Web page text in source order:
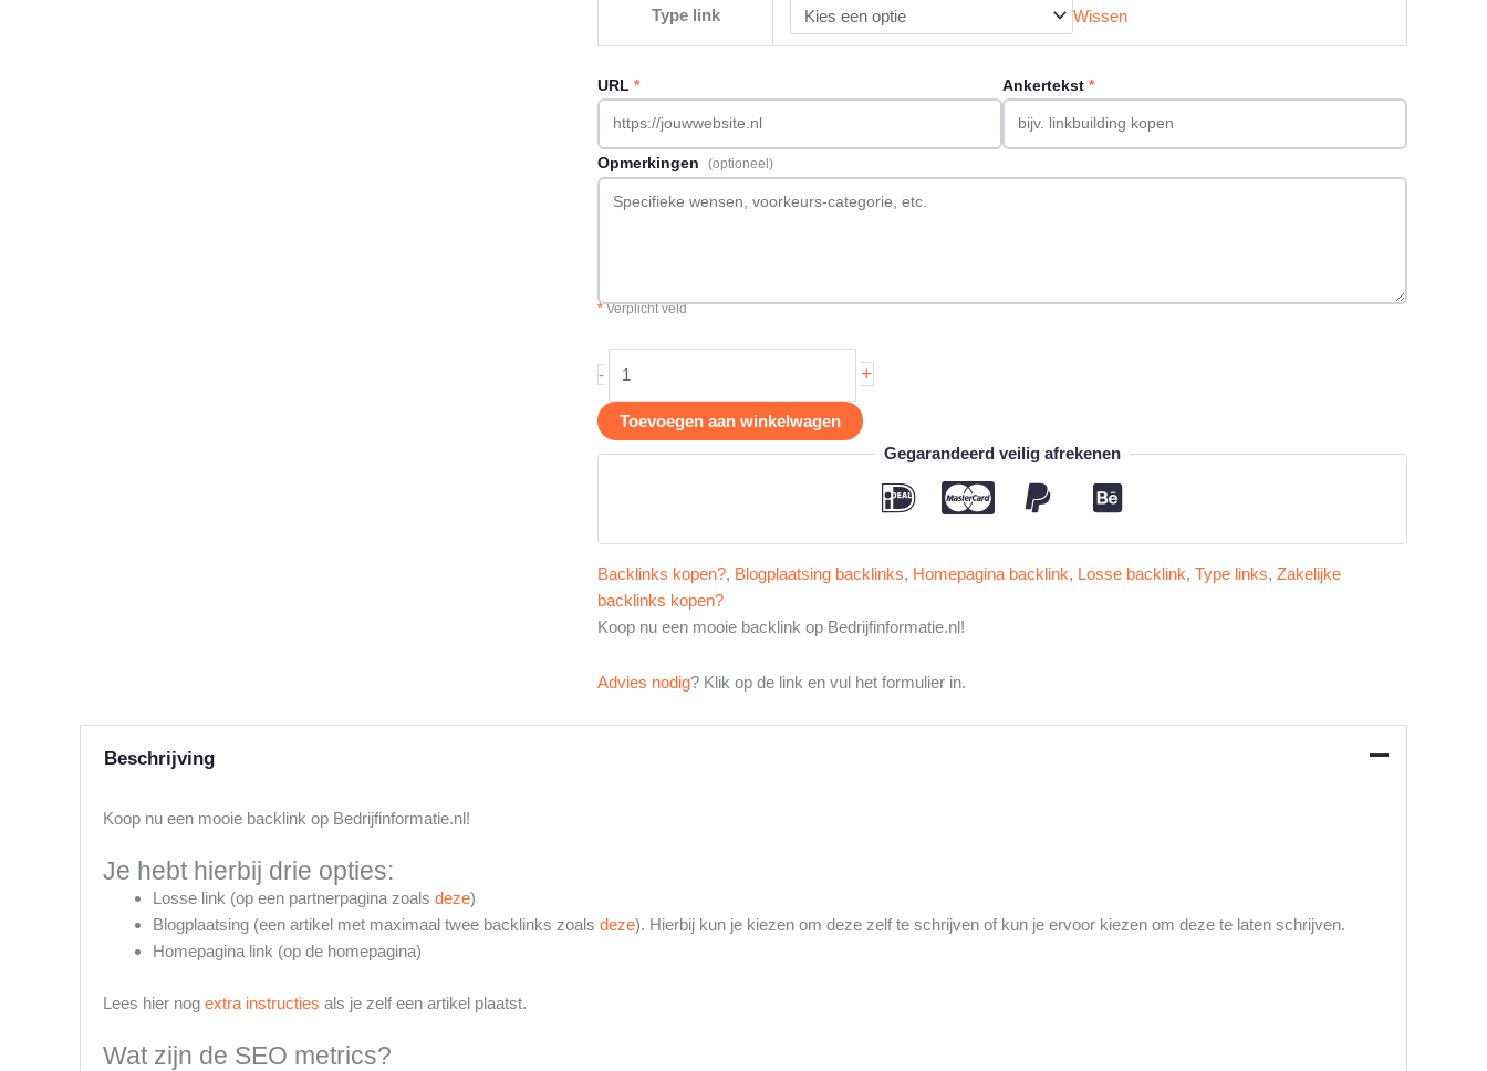
Type link Wissen
URL * Ankertekst *
Opmerkingen (optioneel)
*Verplicht veld
-
op
Bedrijfinformatie.nl
aantal
+
Toevoegen aan winkelwagen
Gegarandeerd veilig afrekenen
Backlinks kopen?, Blogplaatsing backlinks, Homepagina backlink, Losse backlink, Type links, Zakelijke
backlinks kopen?
Koop nu een mooie backlink op Bedrijfinformatie.nl!
Advies nodig? Klik op de link en vul het formulier in.
Beschrijving
Koop nu een mooie backlink op Bedrijfinformatie.nl!
Je hebt hierbij drie opties:
Losse link (op een partnerpagina zoals deze)
Blogplaatsing (een artikel met maximaal twee backlinks zoals deze). Hierbij kun je kiezen om deze zelf te schrijven of kun je ervoor kiezen om deze te laten schrijven.
Homepagina link (op de homepagina)
Lees hier nog extra instructies als je zelf een artikel plaatst.
Wat zijn de SEO metrics?